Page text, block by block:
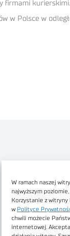
W ramach naszej
najwyższym
Korzystanie z witryny
w Polityce
chwili możecie
internetowej.
firmami kurierskimi.
w Polsce w